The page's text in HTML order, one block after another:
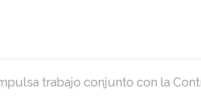
trabajo conjunto con la